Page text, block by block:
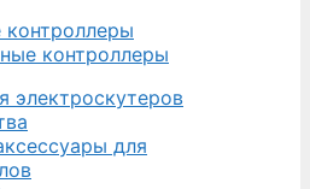
контроллеры
контроллеры
электроскутеров
для